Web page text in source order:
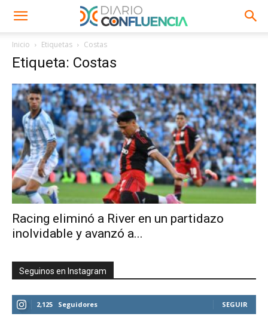
Inicio Etiquetas Costas
Etiqueta: Costas
Racing eliminó a River en un partidazo
inolvidable y avanzó a...
Seguinos en Instagram
2,125 Seguidores SEGUIR